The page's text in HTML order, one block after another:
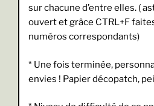
sur chacune d’entre elles. (
ouvert et grâce CTRL+F
numéros correspondants)
* Une fois terminée,
envies ! Papier décopatch,